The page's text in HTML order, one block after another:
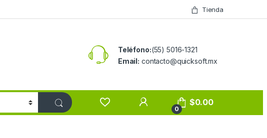
Tienda
Teléfono:(55) 5016-1321
Email: contacto@quicksoft.mx
0
$0.00